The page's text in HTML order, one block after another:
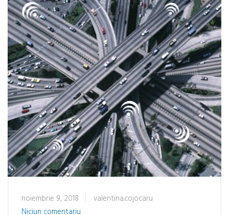
noiembrie 9, 2018
valentina.cojocaru
Niciun comentariu